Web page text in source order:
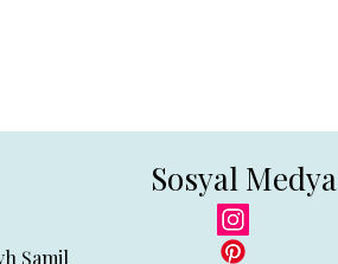
Şamil
Sosyal Medya